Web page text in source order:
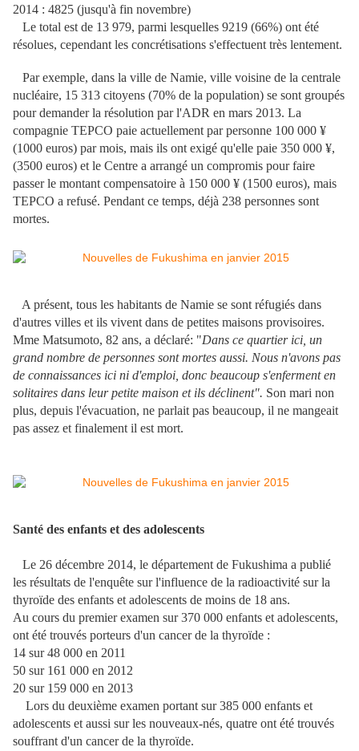
2014 : 4825 (jusqu'à fin novembre)
Le total est de 13 979, parmi lesquelles 9219 (66%) ont été
résolues, cependant les concrétisations s'effectuent très lentement.
Par exemple, dans la ville de Namie, ville voisine de la centrale
nucléaire, 15 313 citoyens (70% de la population) se sont groupés
pour demander la résolution par l'ADR en mars 2013. La
compagnie TEPCO paie actuellement par personne 100 000 ¥
(1000 euros) par mois, mais ils ont exigé qu'elle paie 350 000 ¥,
(3500 euros) et le Centre a arrangé un compromis pour faire
passer le montant compensatoire à 150 000 ¥ (1500 euros), mais
TEPCO a refusé. Pendant ce temps, déjà 238 personnes sont
mortes.
A présent, tous les habitants de Namie se sont réfugiés dans
d'autres villes et ils vivent dans de petites maisons provisoires.
Mme Matsumoto, 82 ans, a déclaré: "Dans ce quartier ici, un
grand nombre de personnes sont mortes aussi. Nous n'avons pas
de connaissances ici ni d'emploi, donc beaucoup s'enferment en
solitaires dans leur petite maison et ils déclinent". Son mari non
plus, depuis l'évacuation, ne parlait pas beaucoup, il ne mangeait
pas assez et finalement il est mort.
Santé des enfants et des adolescents
Le 26 décembre 2014, le département de Fukushima a publié
les résultats de l'enquête sur l'influence de la radioactivité sur la
thyroïde des enfants et adolescents de moins de 18 ans.
Au cours du premier examen sur 370 000 enfants et adolescents,
ont été trouvés porteurs d'un cancer de la thyroïde :
14 sur 48 000 en 2011
50 sur 161 000 en 2012
20 sur 159 000 en 2013
Lors du deuxième examen portant sur 385 000 enfants et
adolescents et aussi sur les nouveaux-nés, quatre ont été trouvés
souffrant d'un cancer de la thyroïde.